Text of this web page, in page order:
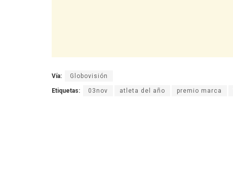
Vía: Globovisión
Etiquetas: 03nov atleta del año premio marca